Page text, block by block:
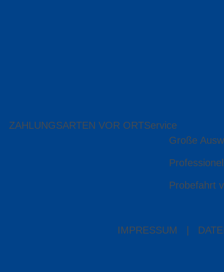
ZAHLUNGSARTEN VOR ORTService
Große
Probefahrt
IMPRESSUM